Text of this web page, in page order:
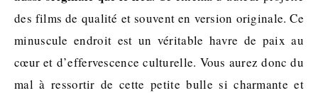
des films de qualité et souvent en version originale. Ce
minuscule endroit est un véritable havre de paix au
cœur et d’effervescence culturelle. Vous aurez donc du
mal à ressortir de cette petite bulle si charmante et